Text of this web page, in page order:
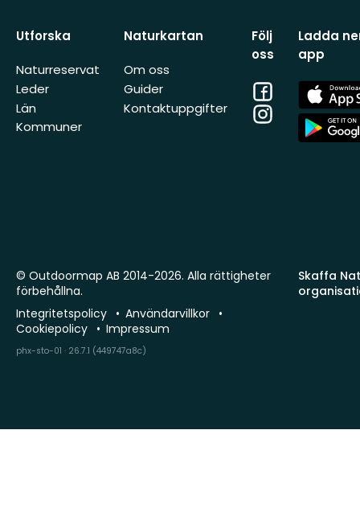
Utforska
Naturreservat
Leder
Län
Kommuner
Naturkartan
Om oss
Guider
Kontaktuppgifter
Följ
oss
Facebook
Instagram
Ladda
app
App
Store
App
Store
Skaffa
© Outdoormap AB 2014-2026. Alla rättigheter
förbehållna.
Integritetspolicy
Användarvillkor
Cookiepolicy
Impressum
phx-sto-01 · 26.7.1 (449747a8c)